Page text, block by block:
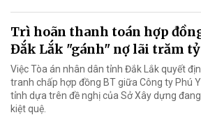
Trì hoãn thanh toán hợp
Đắk Lắk "gánh" nợ lãi trăm tỷ
Việc Tòa án nhân dân tỉnh Đắk Lắk quyết
tranh chấp hợp đồng BT giữa Công ty Phú
tỉnh dựa trên đề nghị của Sở Xây dựng
kiệt quệ.